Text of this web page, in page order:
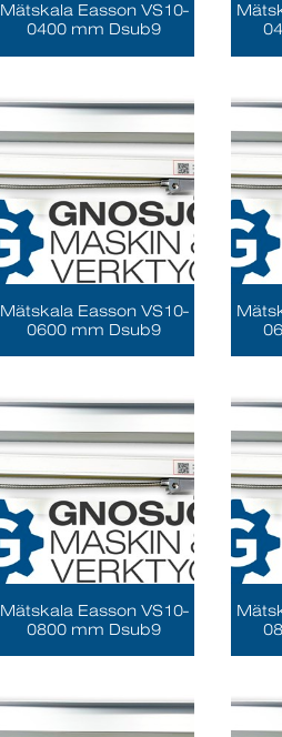
Mätskala Easson VS10-
0400 mm Dsub9
Mätskala Easson VS10-
0600 mm Dsub9
Mätskala Easson VS10-
0800 mm Dsub9